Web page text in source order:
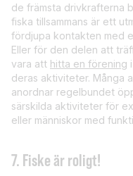
de främsta drivkrafterna
fiska tillsammans är ett
fördjupa kontakten med
Eller för den delen att
vara att hitta en förening
deras aktiviteter. Många
anordnar regelbundet
särskilda aktiviteter för
eller människor med
7. Fiske är roligt!